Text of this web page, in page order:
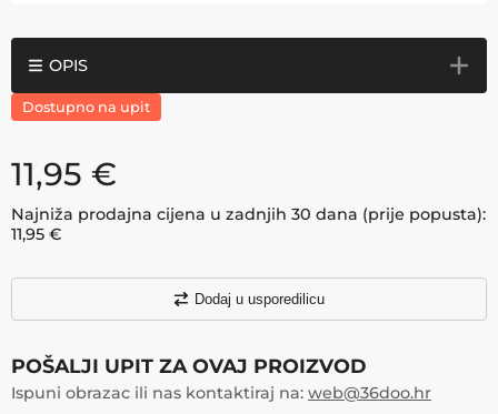
OPIS
Dostupno na upit
11,95 €
Najniža prodajna cijena u zadnjih 30 dana (prije popusta):
11,95 €
Dodaj u usporedilicu
POŠALJI UPIT ZA OVAJ PROIZVOD
Ispuni obrazac ili nas kontaktiraj na: web@36doo.hr